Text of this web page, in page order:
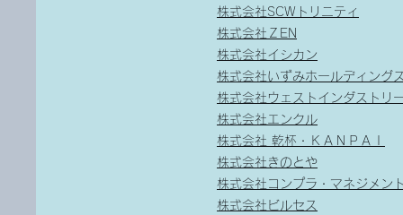
株式会社SCWトリニティ
株式会社ＺEN
株式会社イシカン
株式会社いずみホールディングス
株式会社ウェストインダストリ
株式会社エンクル
株式会社 乾杯・ＫＡＮＰＡＩ
株式会社きのとや
株式会社コンプラ・マネジメント
株式会社ビルセス